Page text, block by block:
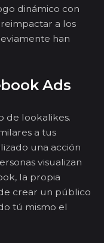
dinámico con
reimpactar a los
han
Ads
de lookalikes.
a tus
una acción
visualizan
la propia
crear un público
tú mismo el